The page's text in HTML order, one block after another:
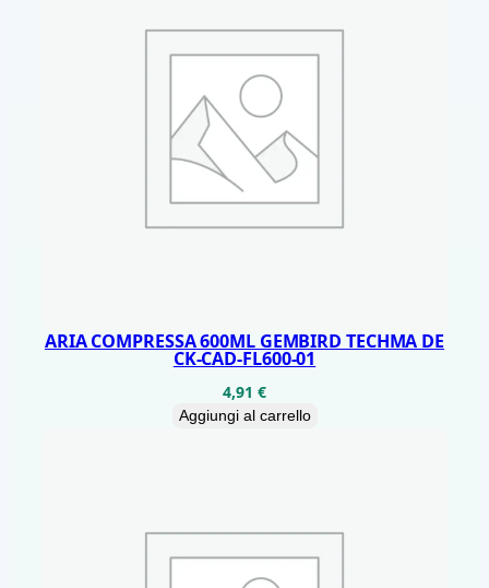
ARIA COMPRESSA 600ML GEMBIRD TECHMA DE
CK-CAD-FL600-01
4,91 €
Aggiungi al carrello